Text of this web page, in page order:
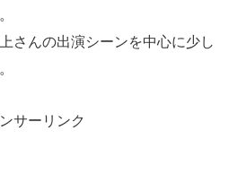
さんの出演シーンを中心に少し
サーリンク